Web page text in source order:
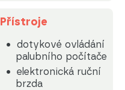
Přístroje
dotykové ovládání
palubního počítače
elektronická ruční
brzda